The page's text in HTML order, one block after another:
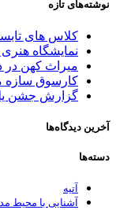
نوشته‌های تازه
کلاس های
نمایشگاه
میراث کهن در
کارسوق سازه
گزارش جشن
آخرین دیدگاه‌ها
دسته‌ها
آتیه
آشنایی با محیط